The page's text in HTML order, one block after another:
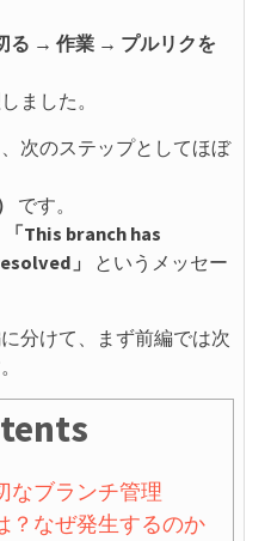
る → 作業 → プルリクを
ました。
次のステップとしてほぼ
です。
「This branch has
」
というメッセー
分けて、まず前編では次
なブランチ管理
？なぜ発生するのか